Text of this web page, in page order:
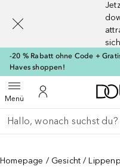
-20 % Rabatt ohne Code +
Haves shoppen!
MenüMenü öffnenZu Meinem
Gehe zurück
Suche ausführen
Homepage Gesicht